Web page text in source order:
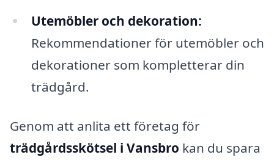
Utemöbler och dekoration:
Rekommendationer för utemöbler och
dekorationer som kompletterar din
trädgård.
Genom att anlita ett företag för
trädgårdsskötsel i Vansbro kan du spara